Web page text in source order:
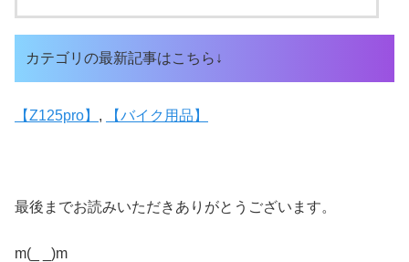
カテゴリの最新記事はこちら↓
【Z125pro】 , 【バイク用品】
最後までお読みいただきありがとうございます。
m(_ _)m